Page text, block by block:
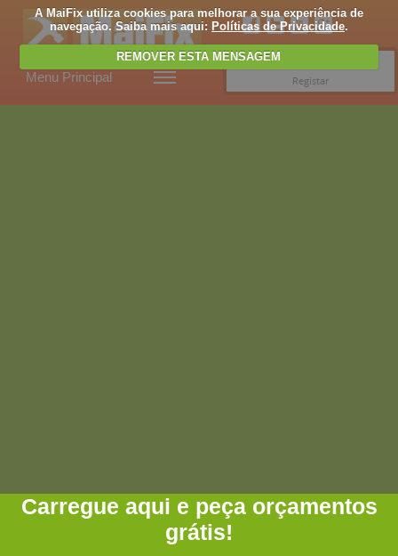
A MaiFix utiliza cookies para melhorar a sua experiência de
navegação. Saiba mais aqui: Políticas de Privacidade.
REMOVER ESTA MENSAGEM
Menu Principal
Registar
Carregue aqui e peça orçamentos
grátis!